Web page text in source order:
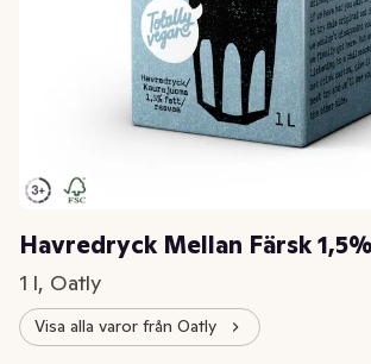
Havredryck Mellan Färsk 1,5%
1 l, Oatly
Visa alla varor från Oatly